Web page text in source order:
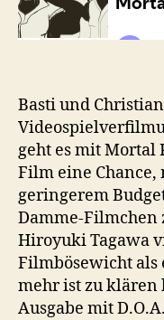
Basti und
geht es mit Mortal
Film eine
geringerem
Damme-Filmchen
Hiroyuki Tagawa
Filmbösewicht als
mehr ist zu
Ausgabe mit